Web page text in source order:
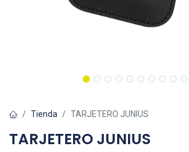
Tienda TARJETERO JUNIUS
TARJETERO JUNIUS